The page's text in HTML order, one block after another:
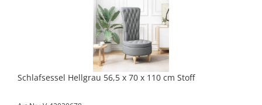
Schlafsessel Hellgrau 56,5 x 70 x 110 cm Stoff